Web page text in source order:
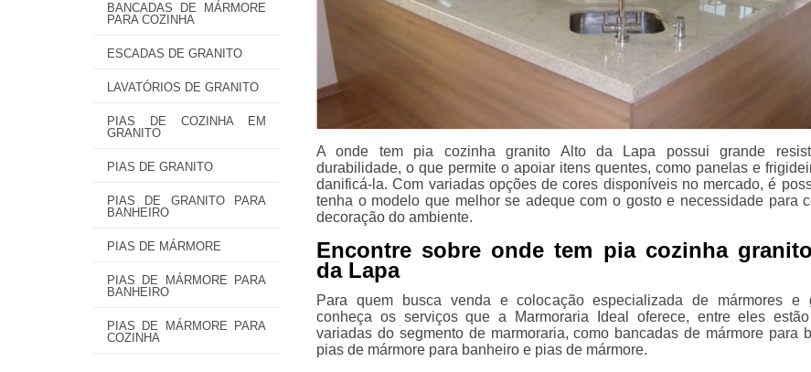
BANCADAS DE MÁRMORE
PARA COZINHA
ESCADAS DE GRANITO
LAVATÓRIOS DE GRANITO
PIAS DE COZINHA EM
GRANITO
PIAS DE GRANITO
PIAS DE GRANITO PARA
BANHEIRO
PIAS DE MÁRMORE
PIAS DE MÁRMORE PARA
BANHEIRO
PIAS DE MÁRMORE PARA
COZINHA
A onde tem pia cozinha granito Alto da Lapa possui grande
durabilidade, o que permite o apoiar itens quentes, como panelas e
danificá-la. Com variadas opções de cores disponíveis no mercado, é
tenha o modelo que melhor se adeque com o gosto e necessidade para
decoração do ambiente.
Encontre sobre onde tem pia cozinha
da Lapa
Para quem busca venda e colocação especializada de mármores e
conheça os serviços que a Marmoraria Ideal oferece, entre eles
variadas do segmento de marmoraria, como bancadas de mármore para
pias de mármore para banheiro e pias de mármore.